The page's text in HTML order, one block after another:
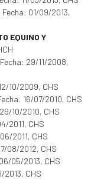
Fecha: 01/09/2013,
EQUINO Y
29/11/2008,
10/2009, CHS
16/07/2010, CHS
10/2010, CHS
2011, CHS
2011, CHS
08/2012, CHS
05/2013, CHS
2013, CHS